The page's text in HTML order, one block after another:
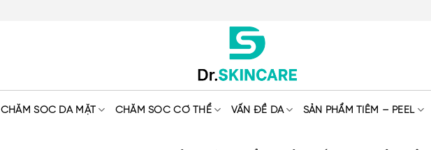
CHĂM SÓC DA MẶT CHĂM SÓC CƠ THỂ VẤN ĐỀ DA SẢN PHẨM TIÊM – PEEL